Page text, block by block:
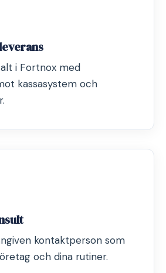
i Fortnox med
kassasystem och
kontaktperson som
och dina rutiner.